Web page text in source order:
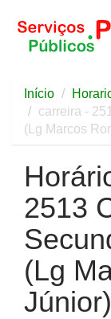
Início
carreira -
(Lg Marcos
2513
(Lg
Júnior)